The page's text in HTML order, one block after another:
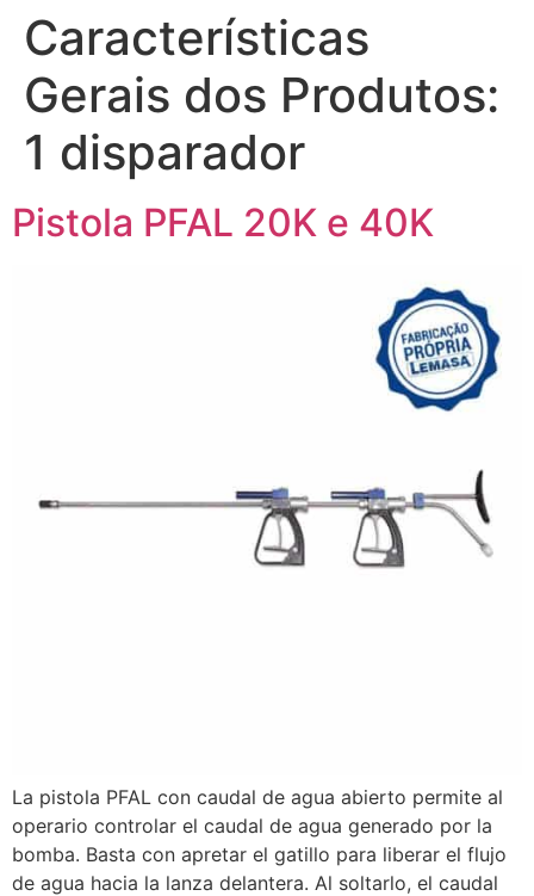
Características
Gerais dos Produtos:
1 disparador
Pistola PFAL 20K e 40K
La pistola PFAL con caudal de agua abierto permite al
operario controlar el caudal de agua generado por la
bomba. Basta con apretar el gatillo para liberar el flujo
de agua hacia la lanza delantera. Al soltarlo, el caudal